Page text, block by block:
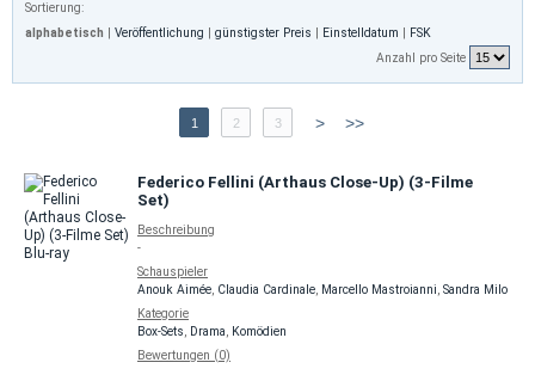
Sortierung:
alphabetisch
Veröffentlichung günstigster Preis Einstelldatum
FSK
Anzahl pro Seite
1 2 3 > >>
Federico Fellini (Arthaus Close-Up) (3-Filme
Set)
Beschreibung
-
Schauspieler
Anouk Aimée Claudia Cardinale Marcello Mastroianni Sandra Milo
Kategorie
Box-Sets
Drama
Komödien
Bewertungen (0)